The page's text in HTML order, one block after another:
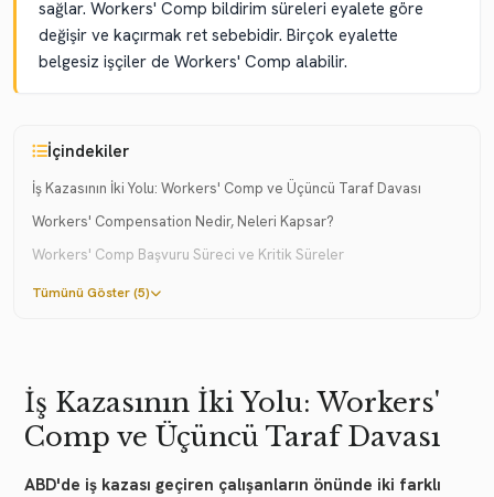
sağlar. Workers' Comp bildirim süreleri eyalete göre
değişir ve kaçırmak ret sebebidir. Birçok eyalette
belgesiz işçiler de Workers' Comp alabilir.
İçindekiler
İş Kazasının İki Yolu: Workers' Comp ve Üçüncü Taraf Davası
Workers' Compensation Nedir, Neleri Kapsar?
Workers' Comp Başvuru Süreci ve Kritik Süreler
Tümünü Göster (5)
İş Kazasının İki Yolu: Workers'
Comp ve Üçüncü Taraf Davası
ABD'de iş kazası geçiren çalışanların önünde iki farklı